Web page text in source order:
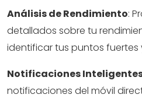
Análisis de Rendimiento:
detallados sobre tu
identificar tus puntos fuertes
Notificaciones
notificaciones del móvil